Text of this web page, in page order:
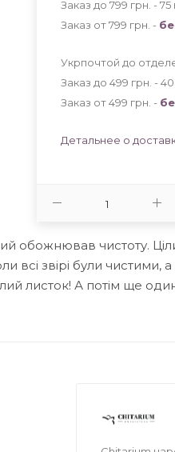
Заказ до 799 грн. - 75
Заказ от 799 грн. -
Укрпочтой до
Заказ до 499 грн. - 40
Заказ от 499 грн. -
Детальнее о
обожнював чистоту.
всі звірі були чистими,
листок! А потім ще